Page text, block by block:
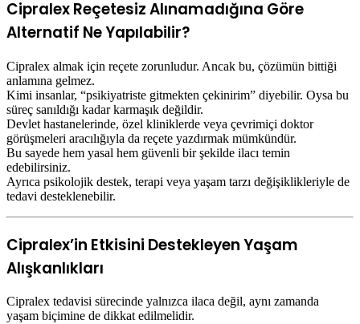
Cipralex Reçetesiz Alınamadığına Göre
Alternatif Ne Yapılabilir?
Cipralex almak için reçete zorunludur. Ancak bu, çözümün bittiği
anlamına gelmez.
Kimi insanlar, “psikiyatriste gitmekten çekinirim” diyebilir. Oysa bu
süreç sanıldığı kadar karmaşık değildir.
Devlet hastanelerinde, özel kliniklerde veya çevrimiçi doktor
görüşmeleri aracılığıyla da reçete yazdırmak mümkündür.
Bu sayede hem yasal hem güvenli bir şekilde ilacı temin
edebilirsiniz.
Ayrıca psikolojik destek, terapi veya yaşam tarzı değişiklikleriyle de
tedavi desteklenebilir.
Cipralex’in Etkisini Destekleyen Yaşam
Alışkanlıkları
Cipralex tedavisi sürecinde yalnızca ilaca değil, aynı zamanda
yaşam biçimine de dikkat edilmelidir.